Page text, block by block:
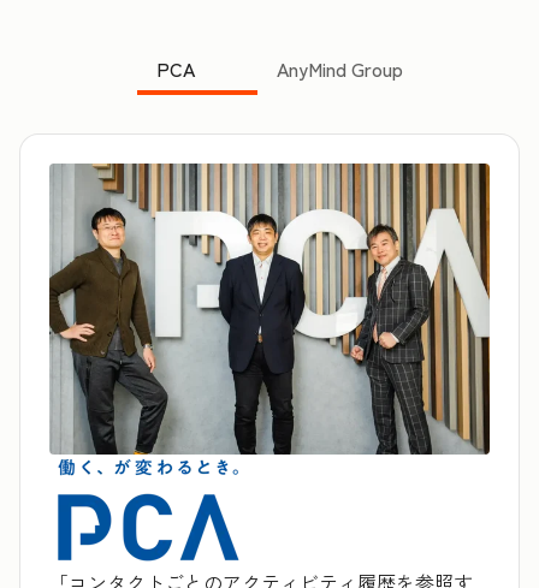
PCA AnyMind Group
「コンタクトごとのアクティビティ履歴を参照す